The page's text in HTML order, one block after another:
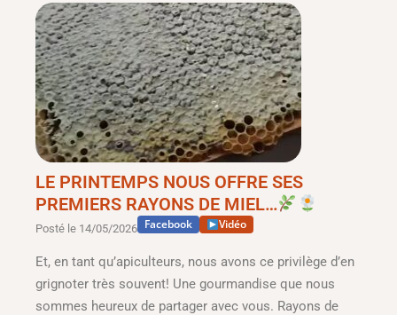
LE PRINTEMPS NOUS OFFRE SES
PREMIERS RAYONS DE MIEL…
Posté le 14/05/2026 Facebook Vidéo
Et, en tant qu’apiculteurs, nous avons ce privilège d’en
grignoter très souvent! Une gourmandise que nous
sommes heureux de partager avec vous. Rayons de